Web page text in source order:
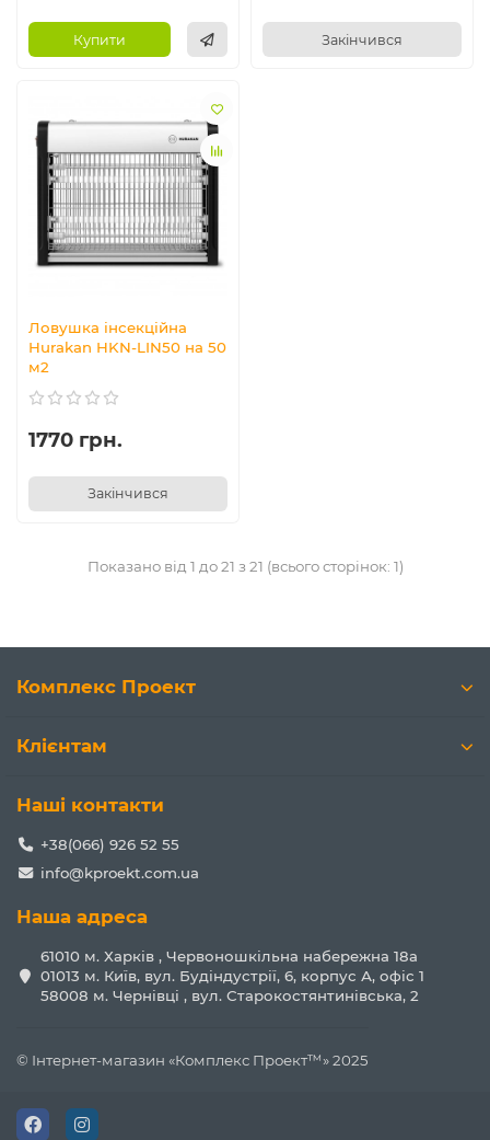
Купити Закінчився
Ловушка інсекційна
Hurakan HKN-LIN50 на 50
м2
1770 грн.
Закінчився
Показано від 1 до 21 з 21 (всього сторінок: 1)
Комплекс Проект
Клієнтам
Наші контакти
+38(066) 926 52 55
info@kproekt.com.ua
Наша адреса
61010 м. Харків , Червоношкільна набережна 18а
01013 м. Київ, вул. Будіндустрії, 6, корпус А, офіс 1
58008 м. Чернівці , вул. Старокостянтинівська, 2
© Інтернет-магазин «Комплекс Проект™» 2025